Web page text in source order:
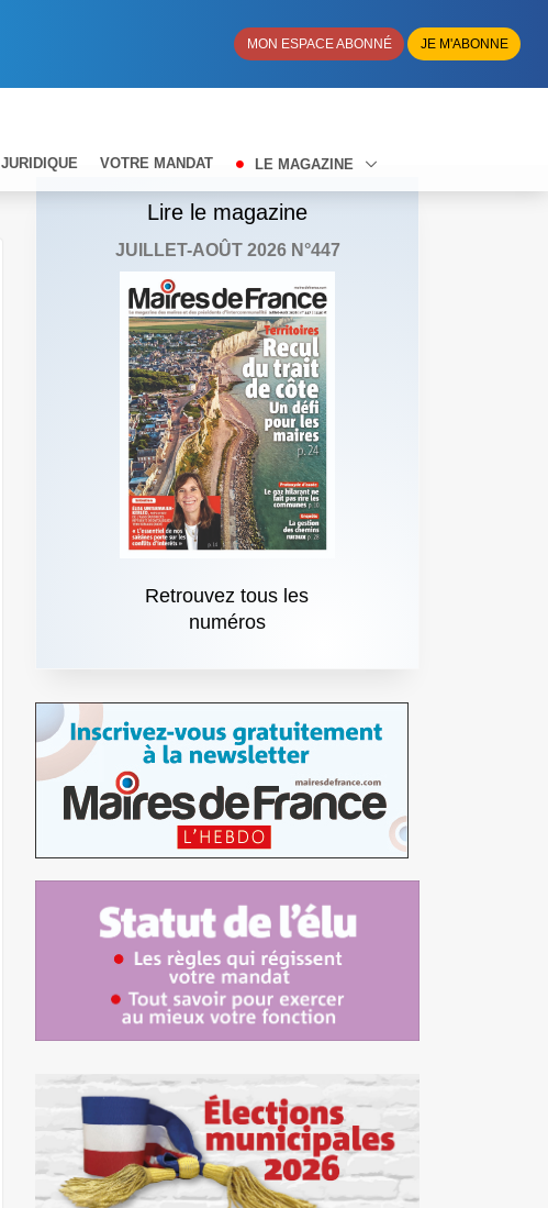
MON ESPACE ABONNÉ JE M'ABONNE
JURIDIQUE VOTRE MANDAT LE MAGAZINE
Lire le magazine
JUILLET-AOÛT 2026 N°447
Retrouvez tous les
numéros